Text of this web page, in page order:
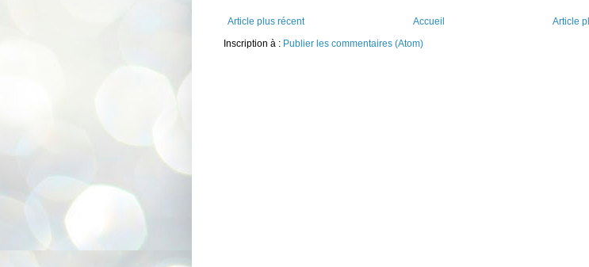
Article plus récent Article
Accueil
Inscription à : Publier les commentaires (Atom)